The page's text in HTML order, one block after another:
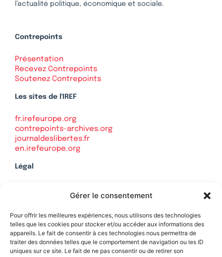
Gérer le consentement
Pour offrir les meilleures expériences, nous utilisons des technologies
telles que les cookies pour stocker et/ou accéder aux informations des
appareils. Le fait de consentir à ces technologies nous permettra de
traiter des données telles que le comportement de navigation ou les ID
uniques sur ce site. Le fait de ne pas consentir ou de retirer son
l’actualité politique, économique et sociale.
Contrepoints
Présentation
Recevez Contrepoints
Soutenez Contrepoints
Les sites de l'IREF
fr.irefeurope.org
contrepoints-archives.org
journaldeslibertes.fr
en.irefeurope.org
Légal
Politique de confidentialité